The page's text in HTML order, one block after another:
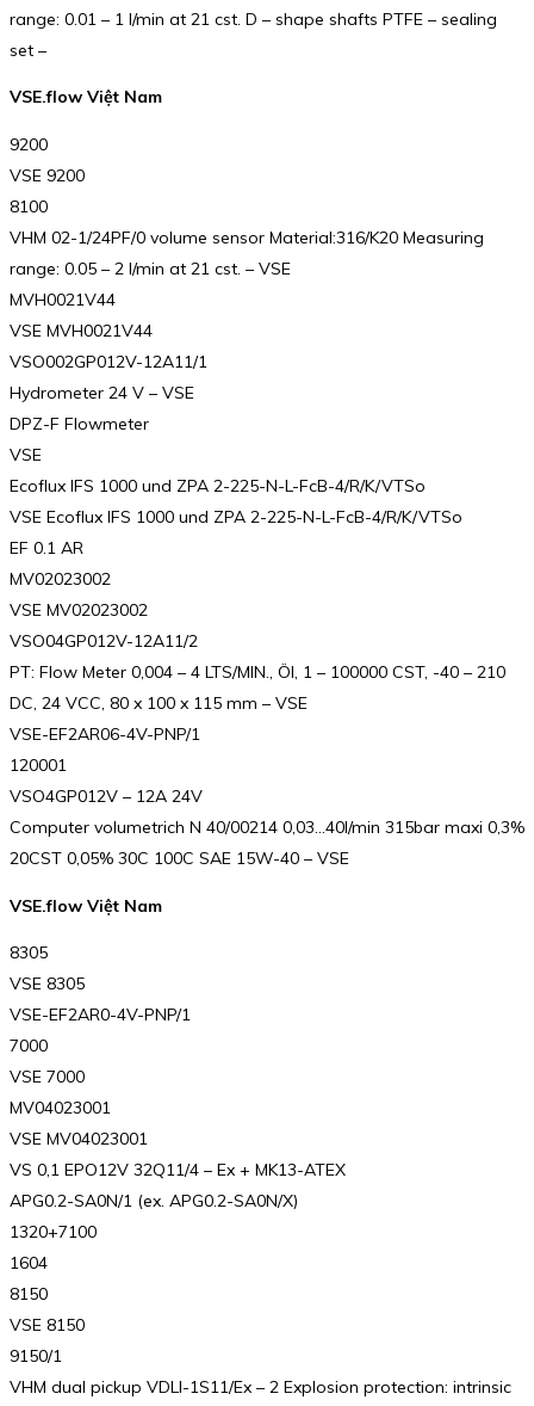
range: 0.01 – 1 l/min at 21 cst. D – shape shafts PTFE – sealing
set –
VSE.flow Việt Nam
9200
VSE 9200
8100
VHM 02-1/24PF/0 volume sensor Material:316/K20 Measuring
range: 0.05 – 2 l/min at 21 cst. – VSE
MVH0021V44
VSE MVH0021V44
VSO002GP012V-12A11/1
Hydrometer 24 V – VSE
DPZ-F Flowmeter
VSE
Ecoflux IFS 1000 und ZPA 2-225-N-L-FcB-4/R/K/VTSo
VSE Ecoflux IFS 1000 und ZPA 2-225-N-L-FcB-4/R/K/VTSo
EF 0.1 AR
MV02023002
VSE MV02023002
VSO04GP012V-12A11/2
PT: Flow Meter 0,004 – 4 LTS/MIN., Öl, 1 – 100000 CST, -40 – 210
DC, 24 VCC, 80 x 100 x 115 mm – VSE
VSE-EF2AR06-4V-PNP/1
120001
VSO4GP012V – 12A 24V
Computer volumetrich N 40/00214 0,03…40l/min 315bar maxi 0,3%
20CST 0,05% 30C 100C SAE 15W-40 – VSE
VSE.flow Việt Nam
8305
VSE 8305
VSE-EF2AR0-4V-PNP/1
7000
VSE 7000
MV04023001
VSE MV04023001
VS 0,1 EPO12V 32Q11/4 – Ex + MK13-ATEX
APG0.2-SA0N/1 (ex. APG0.2-SA0N/X)
1320+7100
1604
8150
VSE 8150
9150/1
VHM dual pickup VDLI-1S11/Ex – 2 Explosion protection: intrinsic